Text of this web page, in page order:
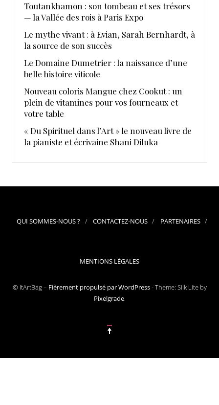
Toutankhamon : son tombeau et ses trésors
— la Vallée des rois à Paris Expo
Le mythe vivant : à Evian, Sarah Bernhardt, à
la source de son succès
Le Domaine Dumetrier : la naissance d’une
belle histoire viticole
Nouveau coloris Mangue chez Cookut : un
plein de vitamines pour vos fourneaux et
votre table
« Du Spirituel dans l’Art » le nouveau livre de
la pianiste et écrivaine Shani Diluka
QUI SOMMES-NOUS ? CONTACTEZ-NOUS PARTENAIRES
MENTIONS LÉGALES
© ItArtBag – Fièrement propulsé par WordPress-Theme: Silk Lite by
Pixelgrade.